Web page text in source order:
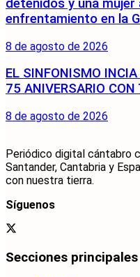
detenidos y una
enfrentamiento en la
8 de agosto de 2026
EL SINFONISMO
75 ANIVERSARIO CON
8 de agosto de 2026
Periódico digital cántabro
Santander, Cantabria y
con nuestra tierra.
Síguenos
Secciones principales